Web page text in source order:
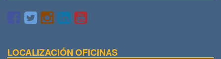
LOCALIZACIÓN OFICINAS